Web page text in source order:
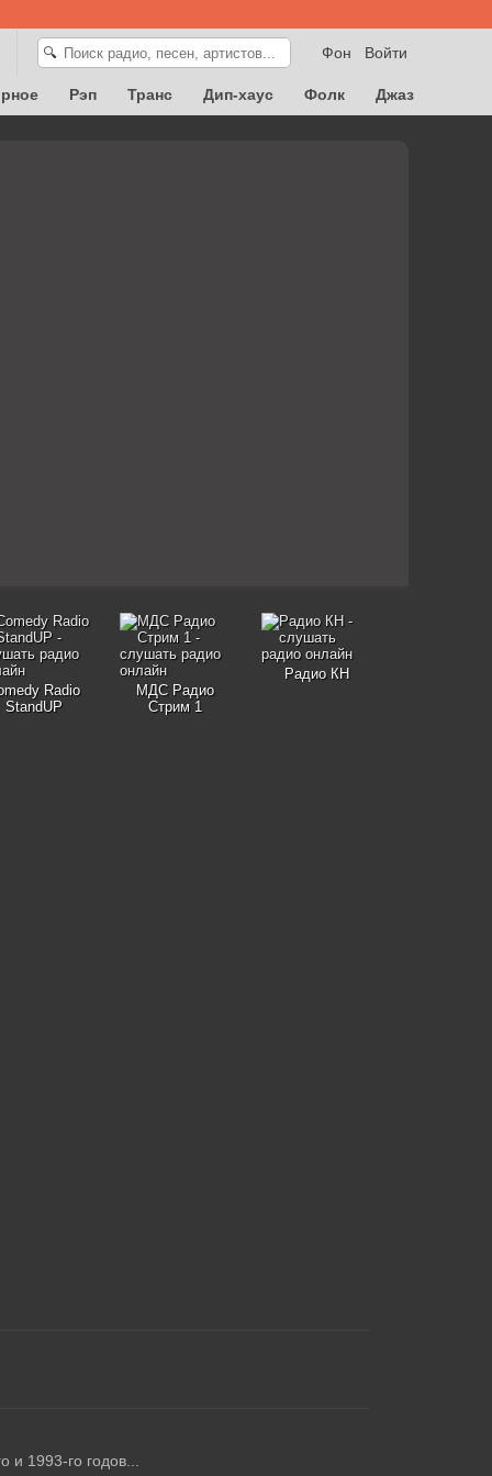
Войти
Фон
🔍
Рэп Транс Дип-хаус Фолк Джаз
Radio
StandUP
МДС Радио
Стрим 1
Радио КН
1993-го годов...